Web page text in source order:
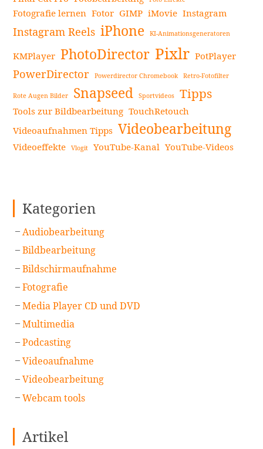
Fotografie lernen Fotor GIMP iMovie Instagram
Instagram Reels iPhone KI-Animationsgeneratoren
KMPlayer PhotoDirector Pixlr PotPlayer
PowerDirector Powerdirector Chromebook Retro-Fotofilter
Rote Augen Bilder Snapseed Sportvideos Tipps
Tools zur Bildbearbeitung TouchRetouch
Videoaufnahmen Tipps Videobearbeitung
Videoeffekte Vlogit YouTube-Kanal YouTube-Videos
Kategorien
Audiobearbeitung
Bildbearbeitung
Bildschirmaufnahme
Fotografie
Media Player CD und DVD
Multimedia
Podcasting
Videoaufnahme
Videobearbeitung
Webcam tools
Artikel